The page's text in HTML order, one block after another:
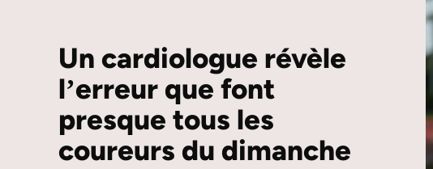
Un cardiologue révèle
lʼerreur que font
presque tous les
coureurs du dimanche